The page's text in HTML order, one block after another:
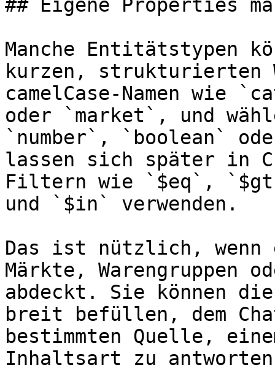
## Eigene Properties
Manche Entitätstypen
kurzen, strukturierten
camelCase-Namen wie
oder `market`, und
`number`, `boolean`
lassen sich später in
Filtern wie `$eq`,
und `$in` verwenden.
Das ist nützlich, wenn
Märkte, Warengruppen
abdeckt. Sie können
breit befüllen, dem
bestimmten Quelle,
Inhaltsart zu